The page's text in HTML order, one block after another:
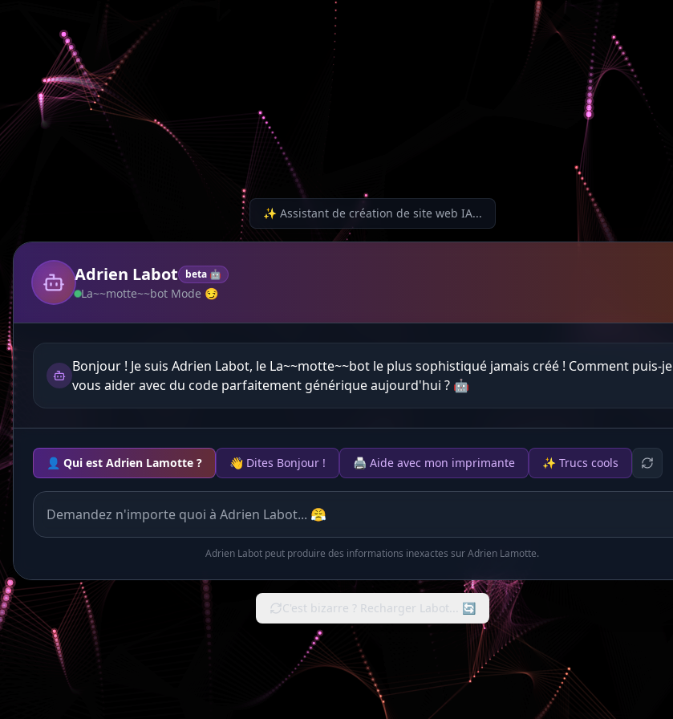
✨ Assistant de création de site web IA...
Adrien Labot beta 🤖
La~~motte~~bot Mode 😏
Bonjour ! Je suis Adrien Labot, le La~~motte~~bot le plus sophistiqué jamais créé ! Comment puis-je
vous aider avec du code parfaitement générique aujourd'hui ? 🤖
👤 Qui est Adrien Lamotte ? 👋 Dites Bonjour ! 🖨️ Aide avec mon imprimante ✨ Trucs cools
Adrien Labot peut produire des informations inexactes sur Adrien Lamotte.
C'est bizarre ? Recharger Labot... 🔄